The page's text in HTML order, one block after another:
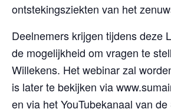
ontstekingsziekten van het
Deelnemers krijgen tijdens deze
de mogelijkheid om vragen te
Willekens. Het webinar zal
is later te bekijken via
en via het YouTubekanaal van